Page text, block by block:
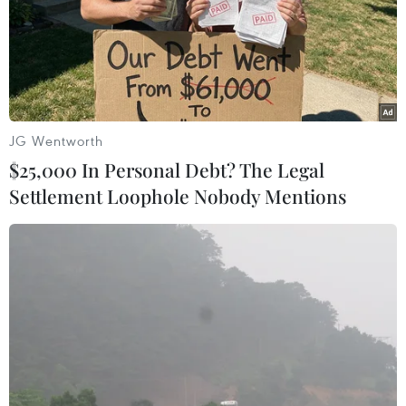
07/08/2026 00:07
Công Phượng gặp thử thách lớn
trong ngày tái xuất V-League 2026/27
06/08/2026 11:49
Nhận định Việt Nam vs
Campuchia: Vì sao thầy trò HLV Kim
Sang-sik cần giành ngôi đầu bảng?
đường dài?
JG Wentworth
$25,000 In Personal Debt? The Legal
Settlement Loophole Nobody Mentions